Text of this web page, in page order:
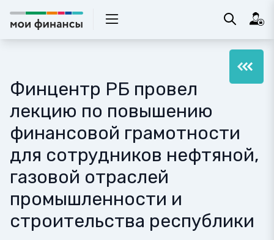
Финцентр РБ провел
лекцию по повышению
финансовой грамотности
для сотрудников нефтяной,
газовой отраслей
промышленности и
строительства республики